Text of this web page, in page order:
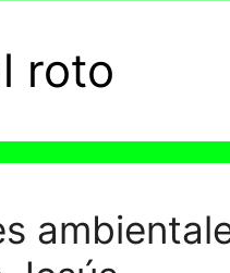
roto